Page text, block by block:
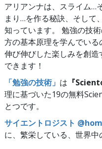
アリアンナは、スライム…
まり…を作る秘訣、そして
知っています。 勉強の技
方の基本原理を学んでい
伸び伸びした楽しみを創
できます！
「勉強の技術」 は 『
理に基づいた19の無料
とつです。
サイエントロジスト
に、繁栄している、世界中